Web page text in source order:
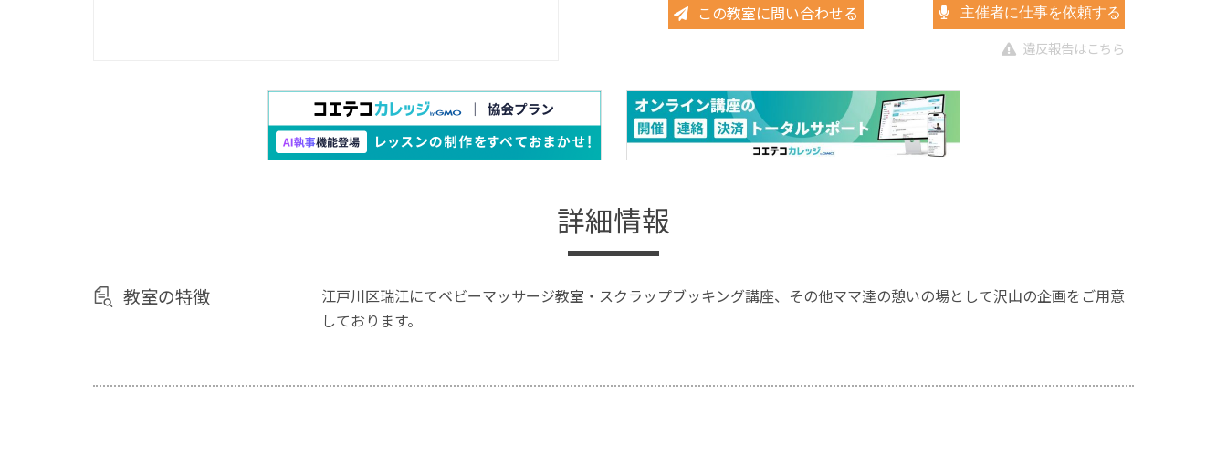
この教室に問い合わせる 主催者に仕事を依頼する
違反報告はこちら
詳細情報
教室の特徴
江戸川区瑞江にてベビーマッサージ教室・スクラップブッキング講座、その他ママ達の憩いの場として沢山の企画をご用意
しております。